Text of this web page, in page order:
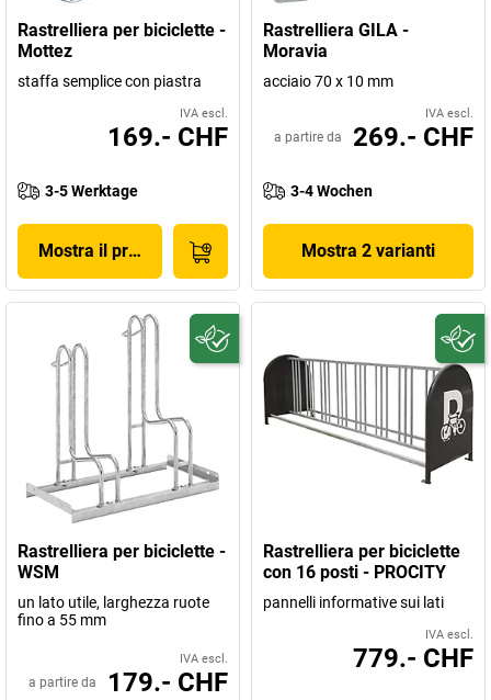
Rastrelliera per biciclette -
Mottez
staffa semplice con piastra
IVA escl.
169.- CHF
3-5 Werktage
Mostra il prodotto
Rastrelliera GILA -
Moravia
acciaio 70 x 10 mm
IVA escl.
a partire da 269.- CHF
3-4 Wochen
Mostra 2 varianti
Rastrelliera per biciclette -
WSM
un lato utile, larghezza ruote
fino a 55 mm
IVA escl.
a partire da 179.- CHF
Rastrelliera per biciclette
con 16 posti - PROCITY
pannelli informative sui lati
IVA escl.
779.- CHF